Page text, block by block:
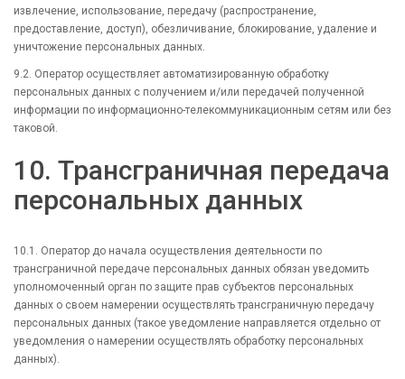
извлечение, использование, передачу (распространение,
предоставление, доступ), обезличивание, блокирование, удаление и
уничтожение персональных данных.
9.2. Оператор осуществляет автоматизированную обработку
персональных данных с получением и/или передачей полученной
информации по информационно-телекоммуникационным сетям или без
таковой.
10. Трансграничная передача
персональных данных
10.1. Оператор до начала осуществления деятельности по
трансграничной передаче персональных данных обязан уведомить
уполномоченный орган по защите прав субъектов персональных
данных о своем намерении осуществлять трансграничную передачу
персональных данных (такое уведомление направляется отдельно от
уведомления о намерении осуществлять обработку персональных
данных).